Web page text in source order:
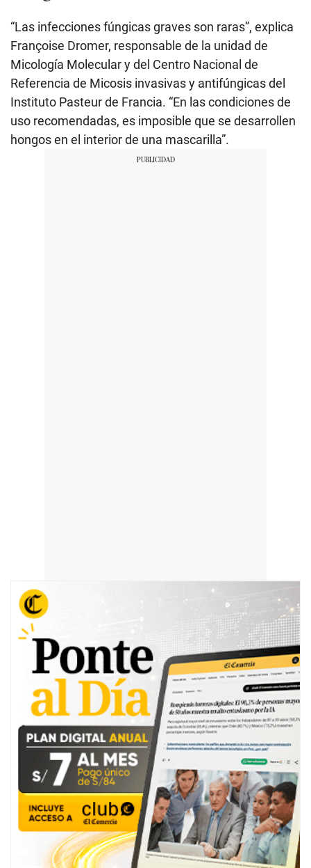
“Las infecciones fúngicas graves son raras”, explica
Françoise Dromer, responsable de la unidad de
Micología Molecular y del Centro Nacional de
Referencia de Micosis invasivas y antifúngicas del
Instituto Pasteur de Francia. “En las condiciones de
uso recomendadas, es imposible que se desarrollen
hongos en el interior de una mascarilla”.